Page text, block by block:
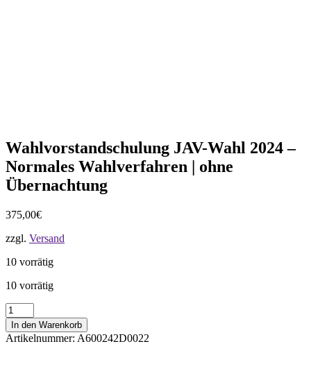
Wahlvorstandschulung JAV-Wahl 2024 –
Normales Wahlverfahren | ohne
Übernachtung
375,00€
zzgl. Versand
10 vorrätig
10 vorrätig
Wahlvorstandschulung
JAV-
Wahl
2024
In den Warenkorb
Artikelnummer: A600242D0022